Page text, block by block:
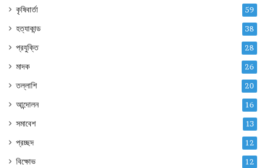
কৃষিবার্তা 59
হত্যাকান্ড 38
প্রযুক্তি 28
মাদক 26
তল্লাশি 20
আন্দোলন 16
সমাবেশ 13
প্রচ্ছদ 12
বিক্ষোভ 12